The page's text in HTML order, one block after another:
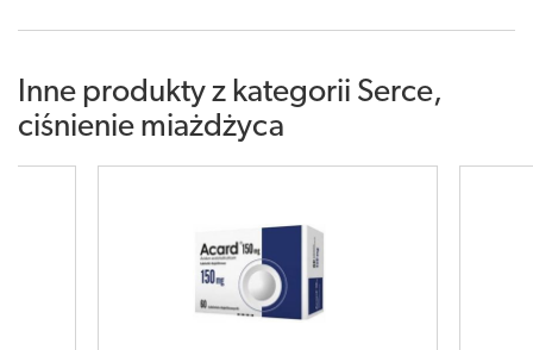
Inne produkty z kategorii Serce,
ciśnienie miażdżyca